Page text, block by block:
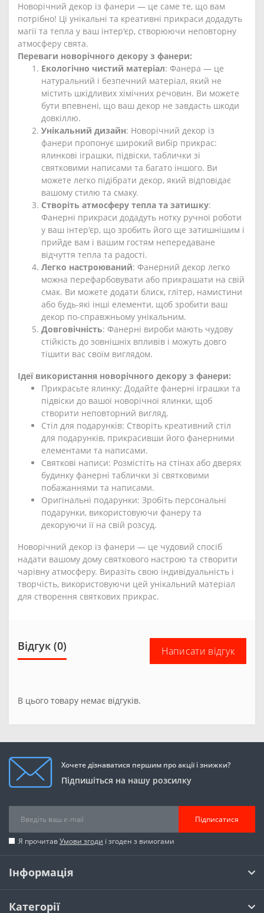
Новорічний декор із фанери — це саме те, що вам
потрібно! Ці унікальні та креативні прикраси додадуть
магії та тепла у ваш інтер'єр, створюючи неповторну
атмосферу свята.
Переваги новорічного декору з фанери:
Екологічно чистий матеріал: Фанера — це
натуральний і безпечний матеріал, який не
містить шкідливих хімічних речовин. Ви можете
бути впевнені, що ваш декор не завдасть шкоди
довкіллю.
Унікальний дизайн: Новорічний декор із
фанери пропонує широкий вибір прикрас:
ялинкові іграшки, підвіски, таблички зі
святковими написами та багато іншого. Ви
можете легко підібрати декор, який відповідає
вашому стилю та смаку.
Створіть атмосферу тепла та затишку:
Фанерні прикраси додадуть нотку ручної роботи
у ваш інтер'єр, що зробить його ще затишнішим і
прийде вам і вашим гостям непередаване
відчуття тепла та радості.
Легко настроюваний: Фанерний декор легко
можна перефарбовувати або прикрашати на свій
смак. Ви можете додати блиск, глітер, намистини
або будь-які інші елементи, щоб зробити ваш
декор по-справжньому унікальним.
Довговічність: Фанерні вироби мають чудову
стійкість до зовнішніх впливів і можуть довго
тішити вас своїм виглядом.
Ідеї використання новорічного декору з фанери:
Прикрасьте ялинку: Додайте фанерні іграшки та
підвіски до вашої новорічної ялинки, щоб
створити неповторний вигляд.
Стіл для подарунків: Створіть креативний стіл
для подарунків, прикрасивши його фанерними
елементами та написами.
Святкові написи: Розмістіть на стінах або дверях
будинку фанерні таблички зі святковими
побажаннями та написами.
Оригінальні подарунки: Зробіть персональні
подарунки, використовуючи фанеру та
декоруючи її на свій розсуд.
Новорічний декор із фанери — це чудовий спосіб
надати вашому дому святкового настрою та створити
чарівну атмосферу. Виразіть свою індивідуальність і
творчість, використовуючи цей унікальний матеріал
для створення святкових прикрас.
Відгук (0) Написати відгук
В цього товару немає відгуків.
Хочете дізнаватися першим про акції і знижки?
Підпишіться на нашу розсилку
Підписатися
Я прочитавУмови згоди і згоден з вимогами
Інформація
Категорії